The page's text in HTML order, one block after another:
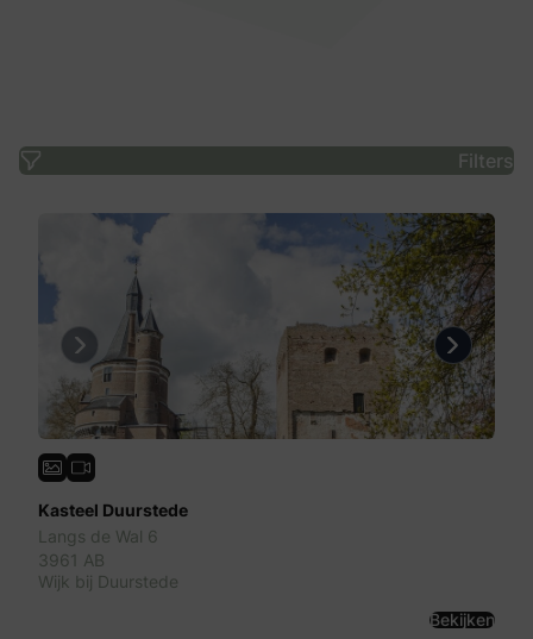
Filters
Previous Next
Kasteel Duurstede
Langs de Wal 6
3961 AB
Wijk bij Duurstede
Bekijken